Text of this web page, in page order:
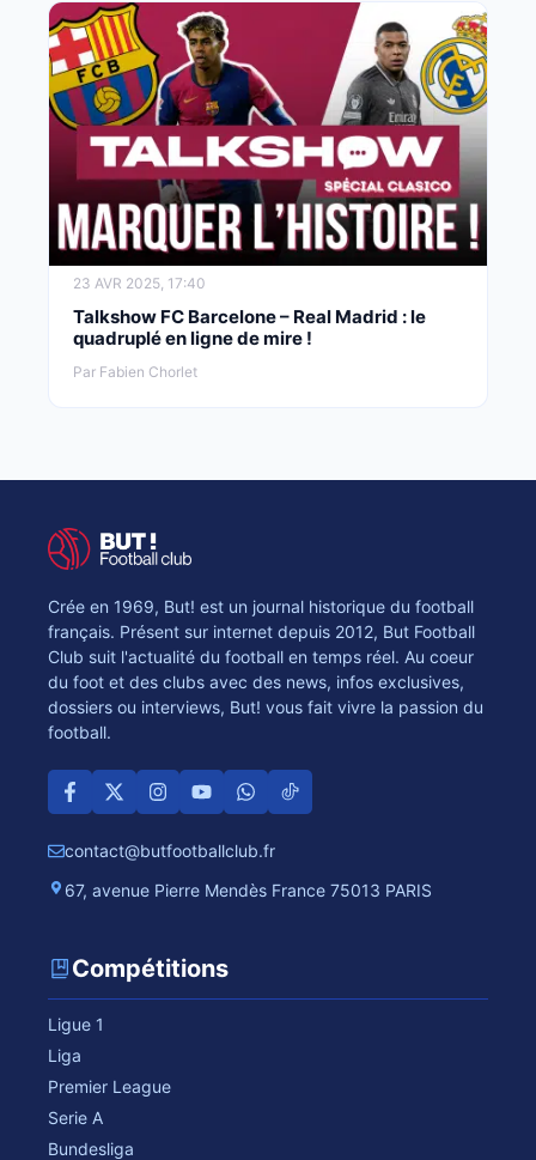
23 AVR 2025, 17:40
Talkshow FC Barcelone – Real Madrid : le
quadruplé en ligne de mire !
Par Fabien Chorlet
Crée en 1969, But! est un journal historique du football
français. Présent sur internet depuis 2012, But Football
Club suit l'actualité du football en temps réel. Au coeur
du foot et des clubs avec des news, infos exclusives,
dossiers ou interviews, But! vous fait vivre la passion du
football.
contact@butfootballclub.fr
67, avenue Pierre Mendès France 75013 PARIS
Compétitions
Ligue 1
Liga
Premier League
Serie A
Bundesliga